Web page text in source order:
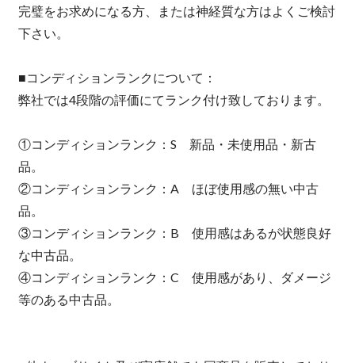
完璧をお求めになる方、または神経質な方はよくご検討
下さい。
■コンディションランクについて：
弊社では4段階の評価にてランク付け致しております。
①コンディションランク：S 新品・未使用品・新古
品。
②コンディションランク：A ほぼ使用感の無い中古
品。
③コンディションランク：B 使用感はあるが状態良好
な中古品。
④コンディションランク：C 使用感があり、ダメージ
等のある中古品。